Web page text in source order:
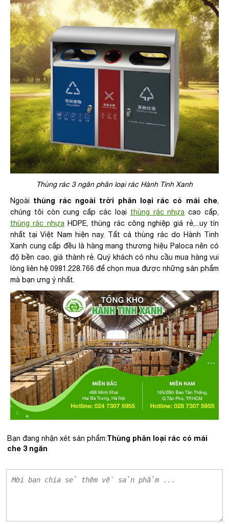
Thùng rác 3 ngăn phân loại rác Hành Tinh Xanh
Ngoài thùng rác ngoài trời phân loại rác có mái che,
chúng tôi còn cung cấp các loại thùng rác nhựa cao cấp,
thùng rác nhựa HDPE, thùng rác công nghiệp giá rẻ,...uy tín
nhất tại Việt Nam hiện nay. Tất cả thùng rác do Hành Tinh
Xanh cung cấp đều là hàng mang thương hiệu Paloca nên có
độ bền cao, giá thành rẻ. Quý khách có nhu cầu mua hàng vui
lòng liên hệ 0981.228.766 để chọn mua được những sản phẩm
mà bạn ưng ý nhất.
Bạn đang nhận xét sản phẩm:Thùng phân loại rác có mái
che 3 ngăn